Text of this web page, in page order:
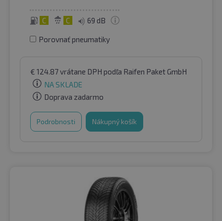
C C 69 dB
Porovnať pneumatiky
€ 124.87vrátane DPH podľa Raifen Paket GmbH
NA SKLADE
Doprava zadarmo
Podrobnosti Nákupný košík